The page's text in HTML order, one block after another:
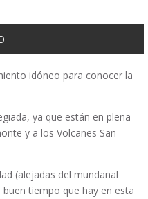
idóneo para conocer la
ya que están en plena
y a los Volcanes San
(alejadas del mundanal
tiempo que hay en esta